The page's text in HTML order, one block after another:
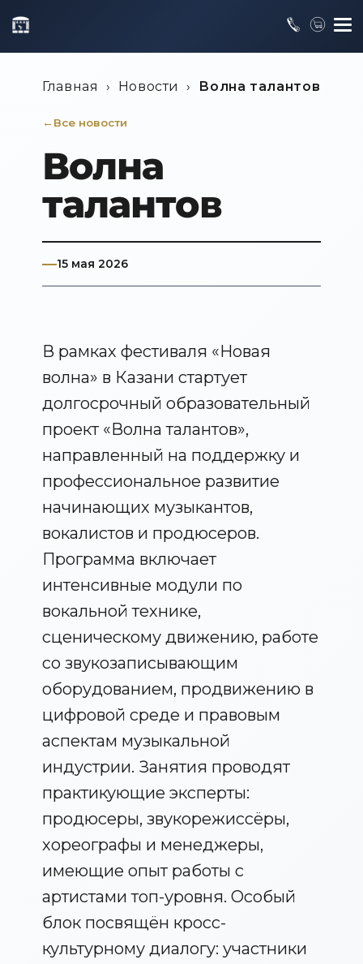
Главная › Новости › Волна талантов
Все новости
Волна
талантов
15 мая 2026
В рамках фестиваля «Новая
волна» в Казани стартует
долгосрочный образовательный
проект «Волна талантов»,
направленный на поддержку и
профессиональное развитие
начинающих музыкантов,
вокалистов и продюсеров.
Программа включает
интенсивные модули по
вокальной технике,
сценическому движению, работе
со звукозаписывающим
оборудованием, продвижению в
цифровой среде и правовым
аспектам музыкальной
индустрии. Занятия проводят
практикующие эксперты:
продюсеры, звукорежиссёры,
хореографы и менеджеры,
имеющие опыт работы с
артистами топ-уровня. Особый
блок посвящён кросс-
культурному диалогу: участники